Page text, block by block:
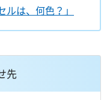
ルは、何色？」
先